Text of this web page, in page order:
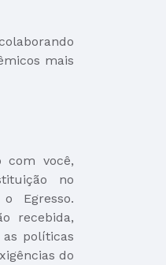
mais
com você,
no
Egresso.
recebida,
políticas
do